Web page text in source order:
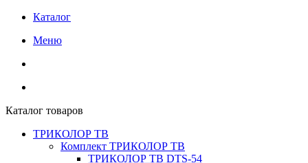
Каталог
Меню
Каталог товаров
ТРИКОЛОР ТВ
Комплект ТРИКОЛОР ТВ
ТРИКОЛОР ТВ DTS-54